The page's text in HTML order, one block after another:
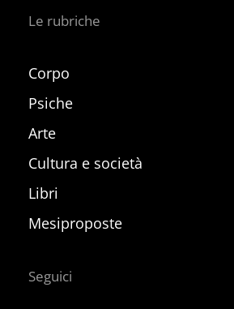
Le rubriche
Corpo
Psiche
Arte
Cultura e società
Libri
Mesiproposte
Seguici